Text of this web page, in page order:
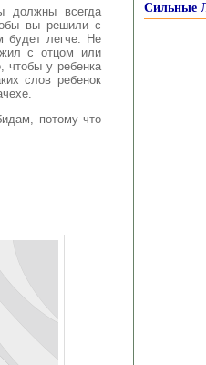
должны всегда
вы решили с
будет легче. Не
с отцом или
чтобы у ребенка
слов ребенок
потому что
Сильные